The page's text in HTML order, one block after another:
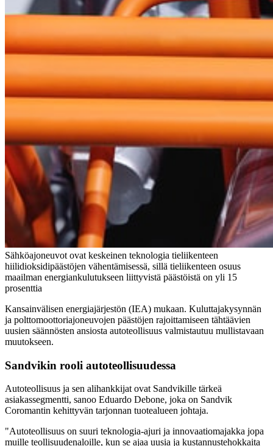
Sähköajoneuvot ovat keskeinen teknologia tieliikenteen
hiilidioksidipäästöjen vähentämisessä, sillä tieliikenteen osuus
maailman energiankulutukseen liittyvistä päästöistä on yli 15
prosenttia
Kansainvälisen energiajärjestön (IEA) mukaan. Kuluttajakysynnän
ja polttomoottoriajoneuvojen päästöjen rajoittamiseen tähtäävien
uusien säännösten ansiosta autoteollisuus valmistautuu mullistavaan
muutokseen.
Sandvikin rooli autoteollisuudessa
Autoteollisuus ja sen alihankkijat ovat Sandvikille tärkeä
asiakassegmentti, sanoo Eduardo Debone, joka on Sandvik
Coromantin kehittyvän tarjonnan tuotealueen johtaja.
"Autoteollisuus on suuri teknologia-ajuri ja innovaatiomajakka jopa
muille teollisuudenaloille, kun se ajaa uusia ja kustannustehokkaita